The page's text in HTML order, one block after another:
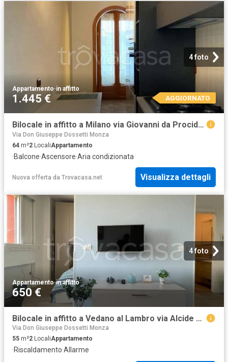
4 foto
Appartamento·in affitto
1.445 € AGGIORNATO
Bilocale in affitto a Milano via Giovanni da Procida, Sempione Fiera Milanocity
Via Don Giuseppe Dossetti Monza
64 m²2 LocaliAppartamento
·Balcone·Ascensore·Aria condizionata
Nuova offerta da Trovacasa.net Visualizza dettagli
4 foto
Appartamento·in affitto
650 €
Bilocale in affitto a Vedano al Lambro via Alcide De Gasperi
Via Don Giuseppe Dossetti Monza
55 m²2 LocaliAppartamento
·Riscaldamento·Allarme